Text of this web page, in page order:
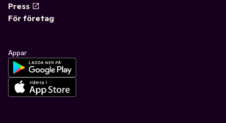
Press
För företag
Appar